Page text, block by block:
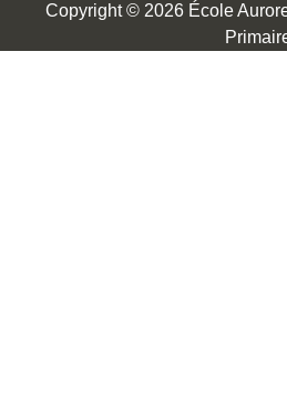
Copyright © 2026 École